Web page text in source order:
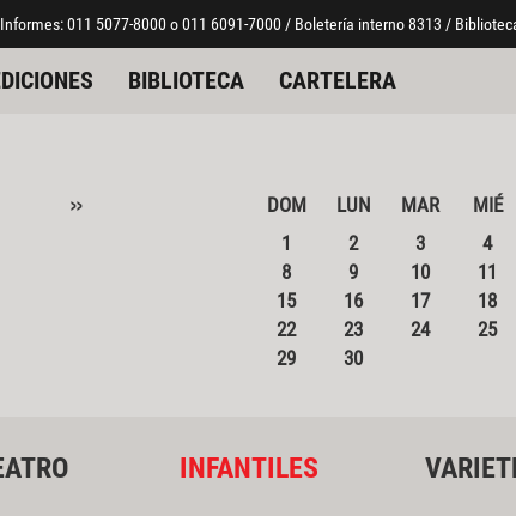
011 5077-8000 o 011 6091-7000 / Boletería interno 8313 /
BIBLIOTECA CARTELERA
» DOM LUN MAR MIÉ
1
2 3 4
8
9 10 11
15
16 17 18
22
23 24 25
29
30
INFANTILES